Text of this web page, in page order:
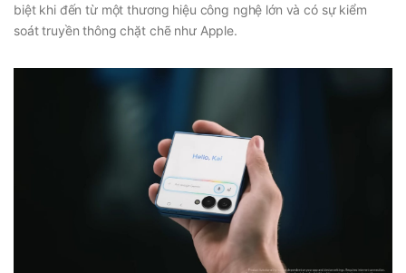
biệt khi đến từ một thương hiệu công nghệ lớn và có sự kiểm
soát truyền thông chặt chẽ như Apple.